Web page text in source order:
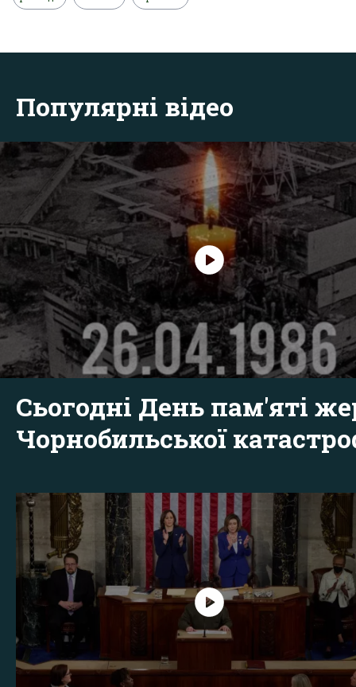
Популярні відео
Сьогодні День пам'яті
Чорнобильської